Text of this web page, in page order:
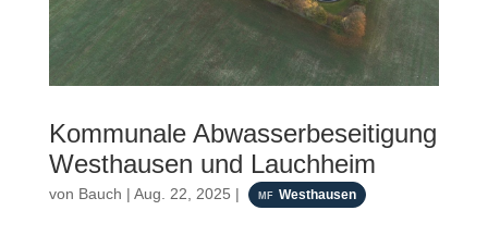
Kommunale Abwasserbeseitigung
Westhausen und Lauchheim
von Bauch | Aug. 22, 2025 | Westhausen